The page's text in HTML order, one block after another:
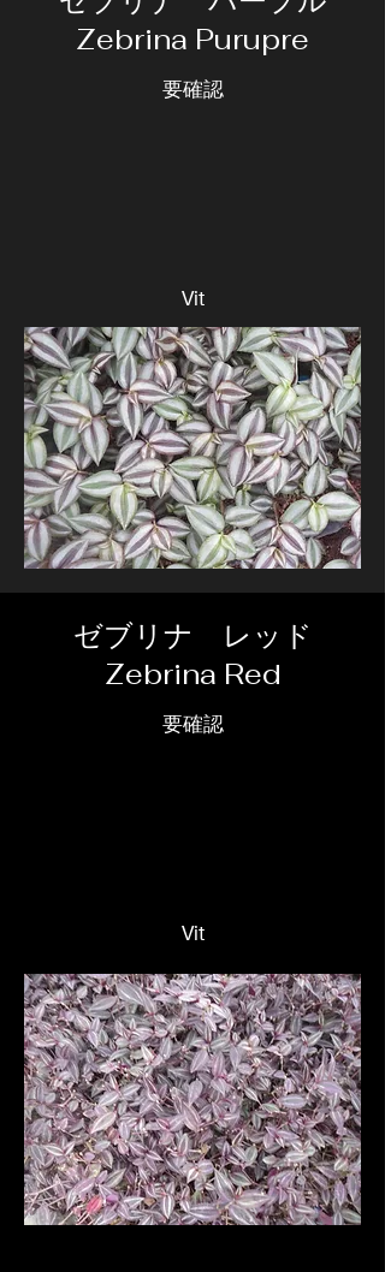
Zebrina Purupre
要確認
Vit
ゼブリナ レッド
Zebrina Red
要確認
Vit